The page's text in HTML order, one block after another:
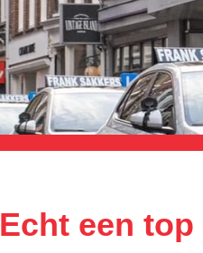
Echt een